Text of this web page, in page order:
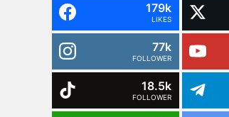
179k
LIKES
77k
FOLLOWER
18.5k
FOLLOWER